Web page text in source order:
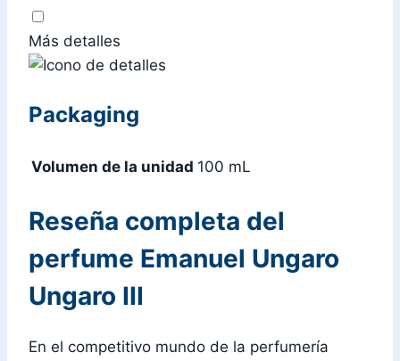
Más detalles
Packaging
Volumen de la unidad 100 mL
Reseña completa del
perfume Emanuel Ungaro
Ungaro III
En el competitivo mundo de la perfumería